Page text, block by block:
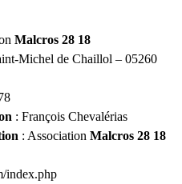
Malcros 28 18
Michel de Chaillol – 05260
: François Chevalérias
: Association Malcros 28 18
index.php